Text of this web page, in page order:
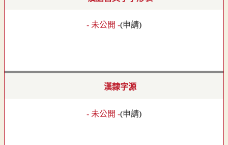
- 未公開 -(申請)
漢隸字源
- 未公開 -(申請)